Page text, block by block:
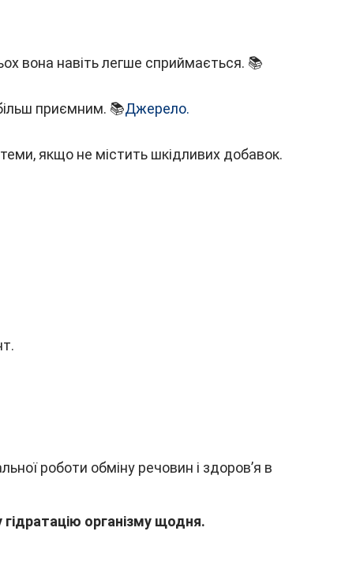
вона навіть легше сприймається. 📚
приємним. 📚Джерело.
якщо не містить шкідливих добавок.
роботи обміну речовин і здоров’я в
організму щодня.